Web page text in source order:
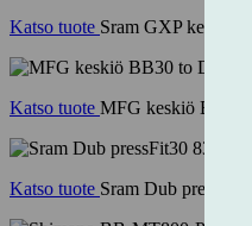
Katso tuote Sram GXP keskiö
Katso tuote MFG keskiö BB30
Katso tuote Sram Dub